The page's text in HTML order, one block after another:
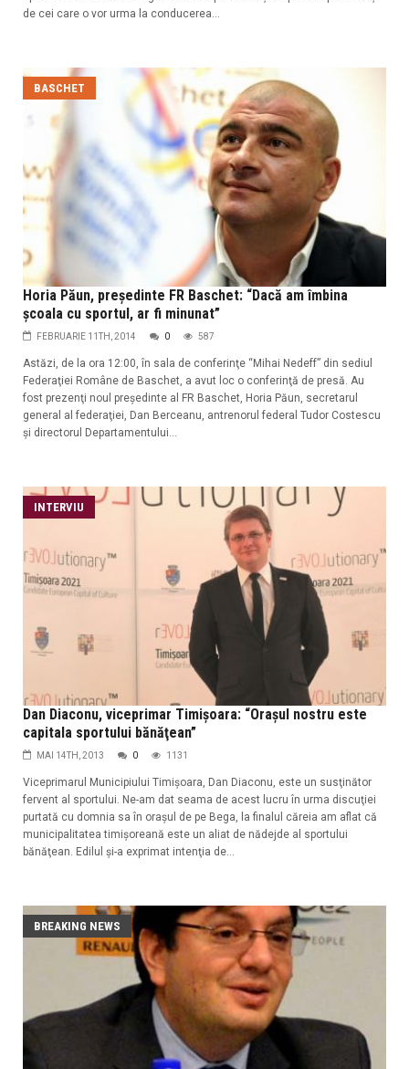
de cei care o vor urma la conducerea...
BASCHET
Horia Păun, preşedinte FR Baschet: “Dacă am îmbina
şcoala cu sportul, ar fi minunat”
FEBRUARIE 11TH, 2014 0 587
Astăzi, de la ora 12:00, în sala de conferinţe “Mihai Nedeff” din sediul
Federaţiei Române de Baschet, a avut loc o conferinţă de presă. Au
fost prezenţi noul preşedinte al FR Baschet, Horia Păun, secretarul
general al federaţiei, Dan Berceanu, antrenorul federal Tudor Costescu
şi directorul Departamentului...
INTERVIU
Dan Diaconu, viceprimar Timişoara: “Oraşul nostru este
capitala sportului bănăţean”
MAI 14TH, 2013 0 1131
Viceprimarul Municipiului Timişoara, Dan Diaconu, este un susţinător
fervent al sportului. Ne-am dat seama de acest lucru în urma discuţiei
purtată cu domnia sa în oraşul de pe Bega, la finalul căreia am aflat că
municipalitatea timişoreană este un aliat de nădejde al sportului
bănăţean. Edilul şi-a exprimat intenţia de...
BREAKING NEWS